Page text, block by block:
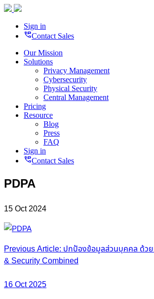
Sign in
perm_phone_msgContact Sales
Our Mission
Solutions
Privacy Management
Cybersecurity
Physical Security
Central Management
Pricing
Resource
Blog
Press
FAQ
Sign in
perm_phone_msgContact Sales
PDPA
15 Oct 2024
Post
navigation
Previous Article: ปกป้องข้อมูลส่วนบุคคล ด้ว
& Security Combined
16 Oct 2025